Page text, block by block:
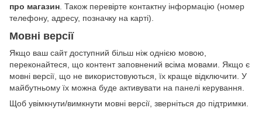
про магазин . Також перевірте контактну інформацію (номер
телефону, адресу, позначку на карті).
Мовні версії
Якщо ваш сайт доступний більш ніж однією мовою,
переконайтеся, що контент заповнений всіма мовами. Якщо є
мовні версії, що не використовуються, їх краще відключити. У
майбутньому їх можна буде активувати на панелі керування.
Щоб увімкнути/вимкнути мовні версії, зверніться до підтримки.